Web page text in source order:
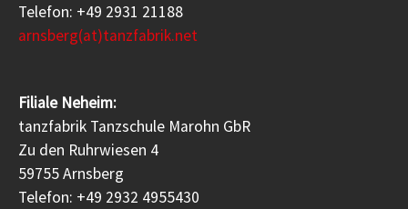
Telefon: +49 2931 21188
arnsberg(at)tanzfabrik.net
Filiale Neheim:
tanzfabrik Tanzschule Marohn GbR
Zu den Ruhrwiesen 4
59755 Arnsberg
Telefon: +49 2932 4955430